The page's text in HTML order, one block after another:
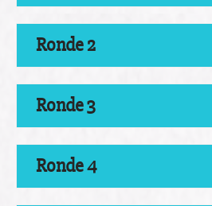
Ronde 2
Ronde 3
Ronde 4